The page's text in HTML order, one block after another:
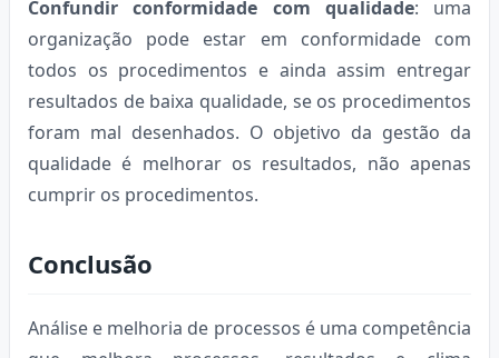
Confundir conformidade com qualidade: uma
organização pode estar em conformidade com
todos os procedimentos e ainda assim entregar
resultados de baixa qualidade, se os procedimentos
foram mal desenhados. O objetivo da gestão da
qualidade é melhorar os resultados, não apenas
cumprir os procedimentos.
Conclusão
Análise e melhoria de processos é uma competência